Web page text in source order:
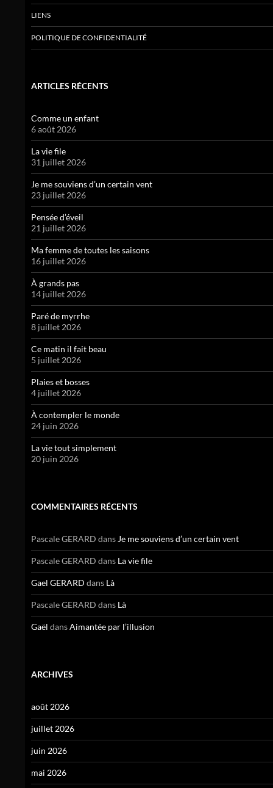
LIENS
POLITIQUE DE CONFIDENTIALITÉ
ARTICLES RÉCENTS
Comme un enfant
6 août 2026
La vie file
31 juillet 2026
Je me souviens d’un certain vent
23 juillet 2026
Pensée d’éveil
21 juillet 2026
Ma femme de toutes les saisons
16 juillet 2026
À grands pas
14 juillet 2026
Paré de myrrhe
8 juillet 2026
Ce matin il fait beau
5 juillet 2026
Plaies et bosses
4 juillet 2026
À contempler le monde
24 juin 2026
La vie tout simplement
20 juin 2026
COMMENTAIRES RÉCENTS
Pascale GERARD dans Je me souviens d’un certain vent
Pascale GERARD dans La vie file
Gael GERARD dans Là
Pascale GERARD dans Là
Gaël dansAimantée par l’illusion
ARCHIVES
août 2026
juillet 2026
juin 2026
mai 2026